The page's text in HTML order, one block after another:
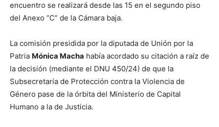
encuentro se realizará desde las 15 en el segundo piso
del Anexo “C” de la Cámara baja.
La comisión presidida por la diputada de Unión por la
Patria Mónica Macha había acordado su citación a raíz de
la decisión (mediante el DNU 450/24) de que la
Subsecretaría de Protección contra la Violencia de
Género pase de la órbita del Ministerio de Capital
Humano a la de Justicia.